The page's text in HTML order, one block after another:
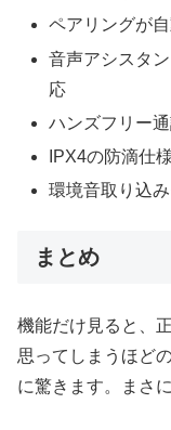
ペアリングが
音声アシスタ
応
ハンズフリー
IPX4の防滴仕
環境音取り込
まとめ
機能だけ見ると、
思ってしまうほど
に驚きます。まさ